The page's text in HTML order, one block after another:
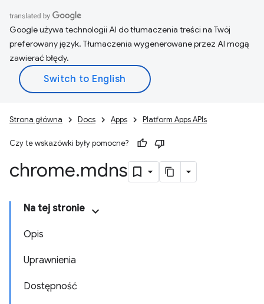
Google używa technologii AI do tłumaczenia treści na Twój
preferowany język. Tłumaczenia wygenerowane przez AI mogą
zawierać błędy.
Strona główna Docs Apps Platform Apps APIs
Czy te wskazówki były pomocne?
chrome.mdns
Na tej stronie
Opis
Uprawnienia
Dostępność